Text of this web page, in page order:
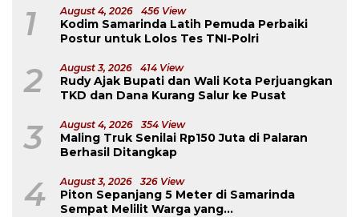
1 August 4, 2026 456 View
Kodim Samarinda Latih Pemuda Perbaiki
Postur untuk Lolos Tes TNI-Polri
2 August 3, 2026 414 View
Rudy Ajak Bupati dan Wali Kota Perjuangkan
TKD dan Dana Kurang Salur ke Pusat
3 August 4, 2026 354 View
Maling Truk Senilai Rp150 Juta di Palaran
Berhasil Ditangkap
4 August 3, 2026 326 View
Piton Sepanjang 5 Meter di Samarinda
Sempat Melilit Warga yang